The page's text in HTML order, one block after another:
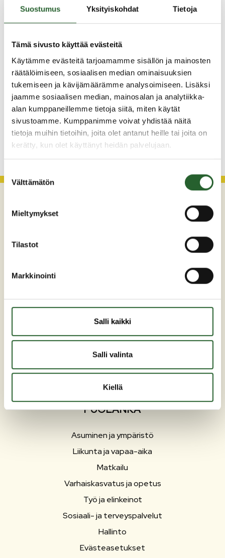
Suostumus Yksityiskohdat Tietoja
Tämä sivusto käyttää evästeitä
Käytämme evästeitä tarjoamamme sisällön ja mainosten
räätälöimiseen, sosiaalisen median ominaisuuksien
tukemiseen ja kävijämäärämme analysoimiseen. Lisäksi
jaamme sosiaalisen median, mainosalan ja analytiikka-
alan kumppaneillemme tietoja siitä, miten käytät
sivustoamme. Kumppanimme voivat yhdistää näitä
tietoja muihin tietoihin, joita olet antanut heille tai joita on
kerätty, kun olet käyttänyt heidän palvelujaan.
valinta
Välttämätön
Mieltymykset
Tilastot
Markkinointi
Salli kaikki
Salli valinta
Kiellä
perjantaina klo 12.00
3.8.2026
Henkilömuutoksia maaseutuhallinnossa
29.7.2026
Asfaltointityöt taajamassa myöhästyvät
KATSO KAIKKI
kunta(at)puolanka.fi
etunimi.sukunimi@puolanka.fi
PUOLANKA
Asuminen ja ympäristö
Liikunta ja vapaa-aika
Matkailu
Varhaiskasvatus ja opetus
Työ ja elinkeinot
Sosiaali- ja terveyspalvelut
Hallinto
Evästeasetukset